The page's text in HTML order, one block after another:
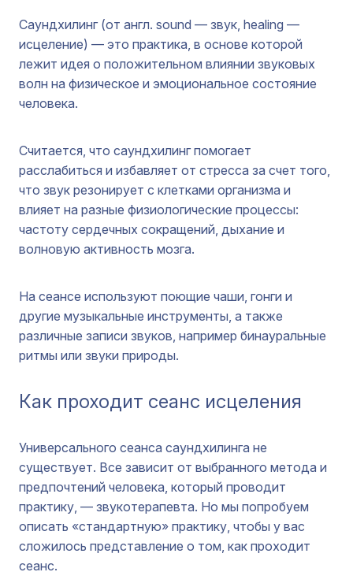
Саундхилинг (от англ. sound — звук, healing —
исцеление) — это практика, в основе которой
лежит идея о положительном влиянии звуковых
волн на физическое и эмоциональное состояние
человека.
Считается, что саундхилинг помогает
расслабиться и избавляет от стресса за счет того,
что звук резонирует с клетками организма и
влияет на разные физиологические процессы:
частоту сердечных сокращений, дыхание и
волновую активность мозга.
На сеансе используют поющие чаши, гонги и
другие музыкальные инструменты, а также
различные записи звуков, например бинауральные
ритмы или звуки природы.
Как проходит сеанс исцеления
Универсального сеанса саундхилинга не
существует. Все зависит от выбранного метода и
предпочтений человека, который проводит
практику, — звукотерапевта. Но мы попробуем
описать «стандартную» практику, чтобы у вас
сложилось представление о том, как проходит
сеанс.